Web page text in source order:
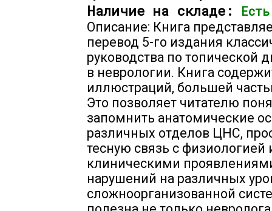
Наличие на складе:
Описание: Книга
перевод 5-го издания
руководства по топической
в неврологии. Книга
иллюстраций, большей
Это позволяет читателю
запомнить анатомические
различных отделов ЦНС,
тесную связь с физиологией
клиническими
нарушений на различных
сложноорганизованной